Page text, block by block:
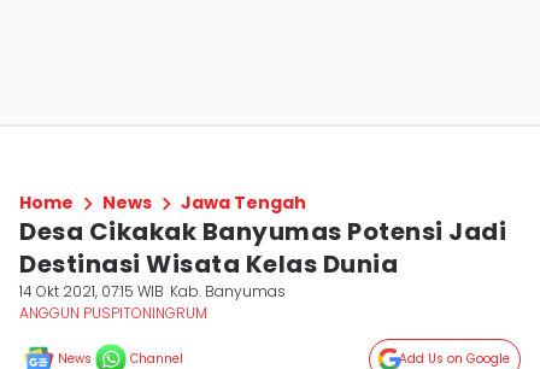
Home News Jawa Tengah
Desa Cikakak Banyumas Potensi Jadi
Destinasi Wisata Kelas Dunia
14 Okt 2021, 07:15 WIB Kab. Banyumas
ANGGUN PUSPITONINGRUM
News Channel Add Us on Google